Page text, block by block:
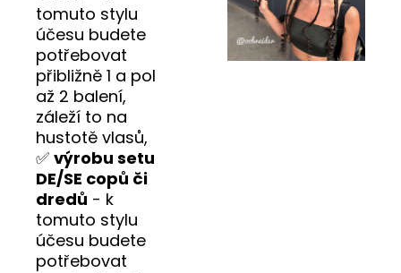
tomuto stylu
účesu budete
potřebovat
přibližně 1 a pol
až 2 balení,
záleží to na
hustotě vlasů,
✅ výrobu setu
DE/SE copů či
dredů - k
tomuto stylu
účesu budete
potřebovat